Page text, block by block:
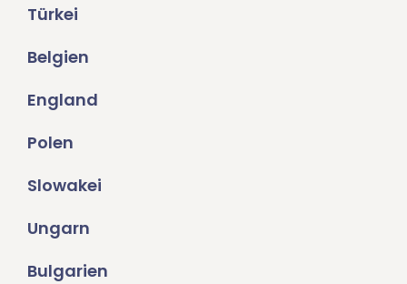
Türkei
Belgien
England
Polen
Slowakei
Ungarn
Bulgarien